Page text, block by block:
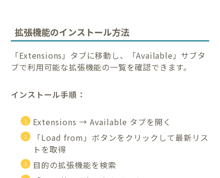
拡張機能のインストール方法
「Extensions」タブに移動し、「Available」サブタ
ブで利用可能な拡張機能の一覧を確認できます。
インストール手順：
Extensions → Available タブを開く
「Load from」ボタンをクリックして最新リス
トを取得
目的の拡張機能を検索